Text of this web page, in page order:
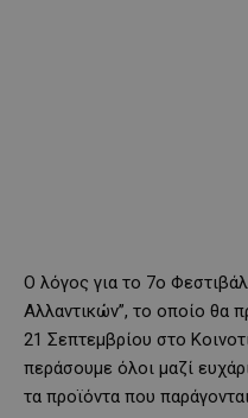
Ο λόγος για το 7ο
Αλλαντικών”, το οποίο θα
21 Σεπτεμβρίου στο
περάσουμε όλοι μαζί
τα προϊόντα που